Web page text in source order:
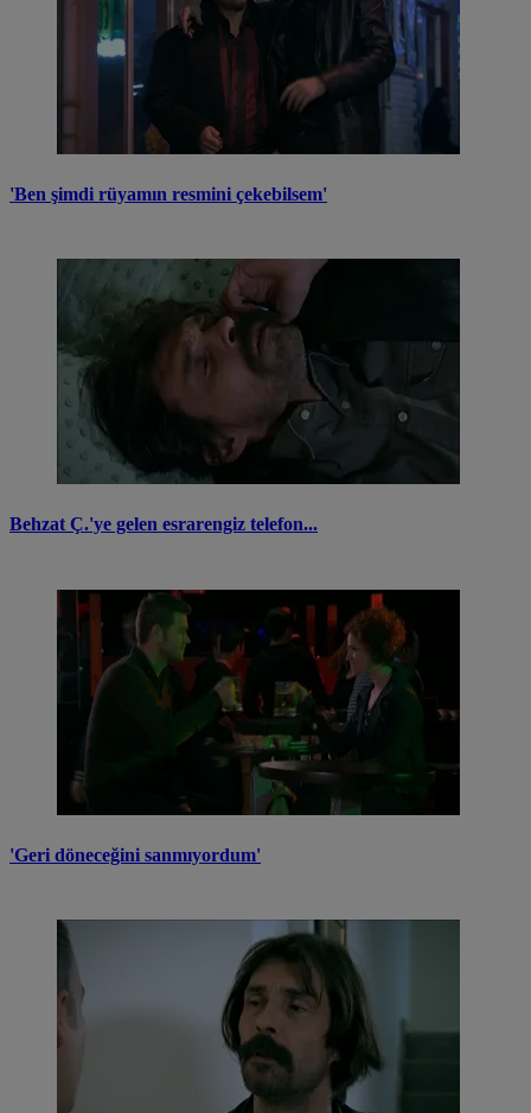
'Ben şimdi rüyamın resmini çekebilsem'
Behzat Ç.'ye gelen esrarengiz telefon...
'Geri döneceğini sanmıyordum'